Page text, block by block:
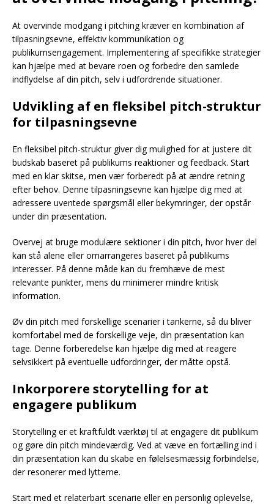
At overvinde modgang i pitching kræver en kombination af
tilpasningsevne, effektiv kommunikation og
publikumsengagement. Implementering af specifikke strategier
kan hjælpe med at bevare roen og forbedre den samlede
indflydelse af din pitch, selv i udfordrende situationer.
Udvikling af en fleksibel pitch-struktur
for tilpasningsevne
En fleksibel pitch-struktur giver dig mulighed for at justere dit
budskab baseret på publikums reaktioner og feedback. Start
med en klar skitse, men vær forberedt på at ændre retning
efter behov. Denne tilpasningsevne kan hjælpe dig med at
adressere uventede spørgsmål eller bekymringer, der opstår
under din præsentation.
Overvej at bruge modulære sektioner i din pitch, hvor hver del
kan stå alene eller omarrangeres baseret på publikums
interesser. På denne måde kan du fremhæve de mest
relevante punkter, mens du minimerer mindre kritisk
information.
Øv din pitch med forskellige scenarier i tankerne, så du bliver
komfortabel med de forskellige veje, din præsentation kan
tage. Denne forberedelse kan hjælpe dig med at reagere
selvsikkert på eventuelle udfordringer, der måtte opstå.
Inkorporere storytelling for at
engagere publikum
Storytelling er et kraftfuldt værktøj til at engagere dit publikum
og gøre din pitch mindeværdig. Ved at væve en fortælling ind i
din præsentation kan du skabe en følelsesmæssig forbindelse,
der resonerer med lytterne.
Start med et relaterbart scenarie eller en personlig oplevelse,